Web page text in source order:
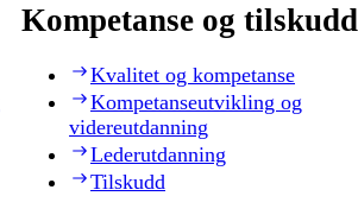
Kompetanse og tilskudd
Kvalitet og kompetanse
Kompetanseutvikling og
videreutdanning
Lederutdanning
Tilskudd